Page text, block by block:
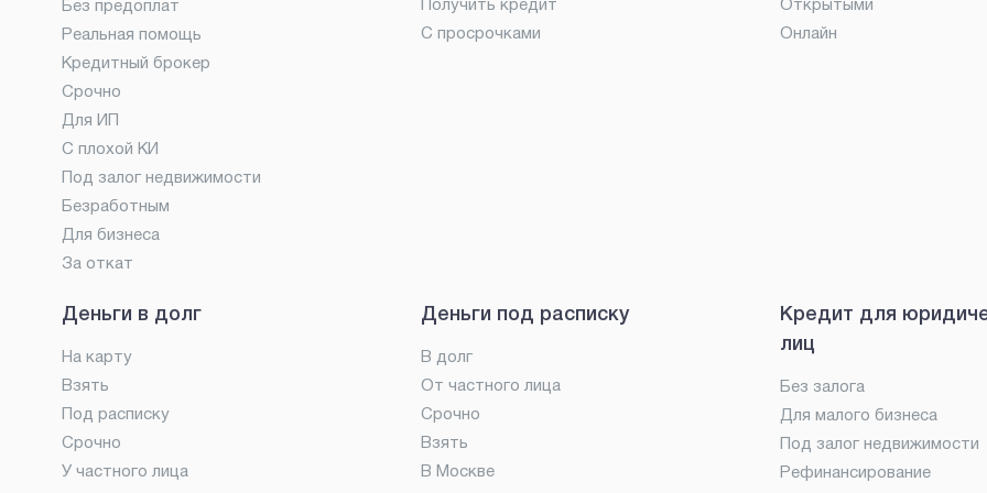
Без предоплат
Реальная помощь
Кредитный брокер
Срочно
Для ИП
С плохой КИ
Под залог недвижимости
Безработным
Для бизнеса
За откат
Получить кредит
С просрочками
Открытыми
Онлайн
Деньги в долг
На карту
Взять
Под расписку
Срочно
У частного лица
Деньги под расписку
В долг
От частного лица
Срочно
Взять
В Москве
Кредит для
лиц
Без залога
Для малого бизнеса
Под залог недвижимости
Рефинансирование